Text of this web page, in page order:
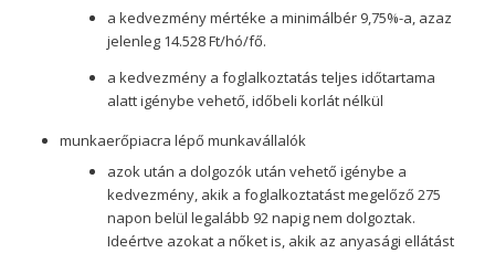
a kedvezmény mértéke a minimálbér 9,75%-a, azaz
jelenleg 14.528 Ft/hó/fő.
a kedvezmény a foglalkoztatás teljes időtartama
alatt igénybe vehető, időbeli korlát nélkül
munkaerőpiacra lépő munkavállalók
azok után a dolgozók után vehető igénybe a
kedvezmény, akik a foglalkoztatást megelőző 275
napon belül legalább 92 napig nem dolgoztak.
Ideértve azokat a nőket is, akik az anyasági ellátást